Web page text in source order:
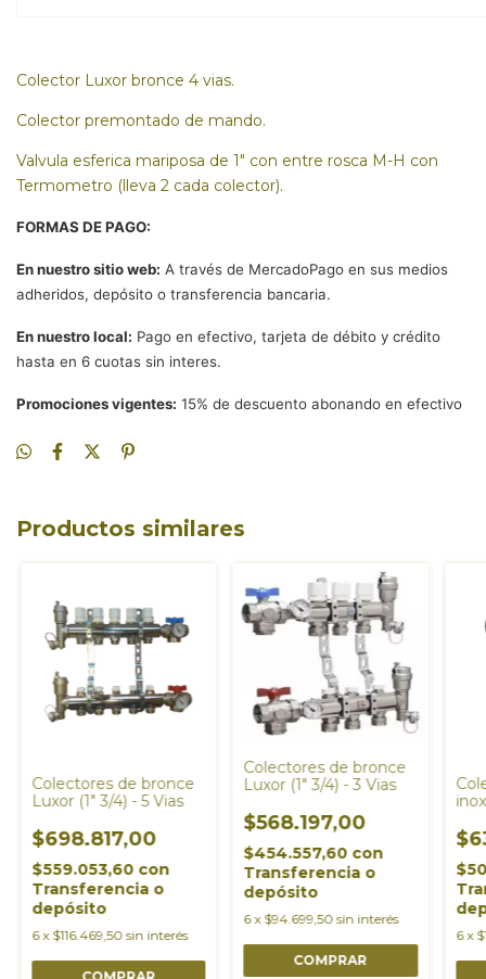
Colector Luxor bronce 4 vias.
Colector premontado de mando.
Valvula esferica mariposa de 1" con entre rosca M-H con
Termometro (lleva 2 cada colector).
FORMAS DE PAGO:
En nuestro sitio web: A través de MercadoPago en sus medios
adheridos, depósito o transferencia bancaria.
En nuestro local: Pago en efectivo, tarjeta de débito y crédito
hasta en 6 cuotas sin interes.
Promociones vigentes: 15% de descuento abonando en efectivo
Productos similares
Colectores de bronce
Luxor (1" 3/4) - 5 Vias
$698.817,00
$559.053,60 con
Transferencia o
depósito
6 x $116.469,50 sin interés
Colectores de bronce
Luxor (1" 3/4) - 3 Vias
$568.197,00
$454.557,60 con
Transferencia o
depósito
6 x $94.699,50 sin interés
6 x